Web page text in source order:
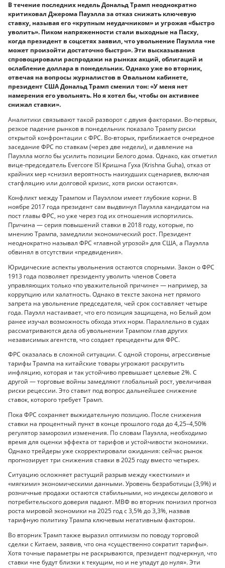
В течение последних недель Дональд Трамп неоднократно
критиковал Джерома Пауэлла за отказ снижать ключевую
ставку, называя его «крупным неудачником» и угрожая «быстро
уволить». Пиком напряженности стали выходные на Пасху,
когда президент в соцсетях заявил, что увольнение Пауэлла «не
может произойти достаточно быстро». Эти высказывания
спровоцировали распродажи на рынках акций, облигаций и
ослабление доллара в понедельник. Однако уже во вторник,
отвечая на вопросы журналистов в Овальном кабинете,
президент США Дональд Трамп сменил тон: «У меня нет
намерения его увольнять. Но я хотел бы, чтобы он активнее
снижал ставки».
Аналитики связывают такой разворот с двумя факторами. Во-первых,
резкое падение рынков в понедельник показало Трампу риски
открытой конфронтации с ФРС. Во-вторых, приближается очередное
заседание ФРС по ставкам (через две недели), и давление на
Пауэлла могло бы усилить позиции Белого дома. Однако, как отметил
вице-председатель Evercore ISI Кришна Гуха (Krishna Guha), отказ от
крайних мер «снизил вероятность наихудших сценариев, включая
стагфляцию или долговой кризис, хотя риски остаются».
Конфликт между Трампом и Пауэллом имеет глубокие корни. В
ноябре 2017 года президент сам выдвинул Пауэлла кандидатом на
пост главы ФРС, но уже через год их отношения испортились.
Причина — серия повышений ставки в 2018 году, которые, по
мнению Трампа, замедлили экономический рост. Президент
неоднократно называл ФРС «главной угрозой» для США, а Пауэлла
обвинял в отсутствии «предвидения».
Юридические аспекты увольнения остаются спорными. Закон о ФРС
1913 года позволяет президенту уволить членов Совета
управляющих только «по уважительной причине» — например, за
коррупцию или халатность. Однако в тексте закона нет прямого
запрета на увольнение председателя, чей срок составляет четыре
года. Пауэлл настаивает, что его позиция защищена, но Белый дом
ранее изучал возможность обхода этих норм. Параллельно в судах
рассматриваются дела об увольнении Трампом глав других
независимых агентств, что создает прецеденты для ФРС.
ФРС оказалась в сложной ситуации. С одной стороны, агрессивные
тарифы Трампа на китайские товары угрожают раскрутить
инфляцию, которая и так устойчиво превышает целевые 2%. С
другой — торговые войны замедляют глобальный рост, увеличивая
риски рецессии. Это ставит под вопрос дальнейшее снижение
ставок, которого требует Трамп.
Пока ФРС сохраняет выжидательную позицию. После снижения
ставки на процентный пункт в конце прошлого года до 4,25–4,50%
регулятор заморозил изменения. По словам Пауэлла, необходимо
время для оценки эффекта от тарифов и устойчивости экономики.
Однако трейдеры уже скорректировали ожидания: сейчас рынок
прогнозирует три снижения ставки в 2025 году вместо четырех.
Ситуацию осложняет растущий разрыв между «жесткими» и
«мягкими» экономическими данными. Уровень безработицы (3,9%) и
розничные продажи остаются стабильными, но индексы делового и
потребительского доверия падают. МВФ во вторник понизил прогноз
роста мировой экономики на 2025 год с 3,5% до 3,3%, назвав
тарифную политику Трампа ключевым негативным фактором.
Во вторник Трамп также выразил оптимизм по поводу торговой
сделки с Китаем, заявив, что она «существенно сократит тарифы».
Хотя точные параметры не раскрываются, президент подчеркнул, что
ставки «не будут близки к текущим, но и не упадут до нуля». Эти